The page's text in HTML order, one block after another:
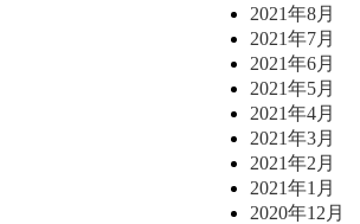
2021年8月
2021年7月
2021年6月
2021年5月
2021年4月
2021年3月
2021年2月
2021年1月
2020年12月